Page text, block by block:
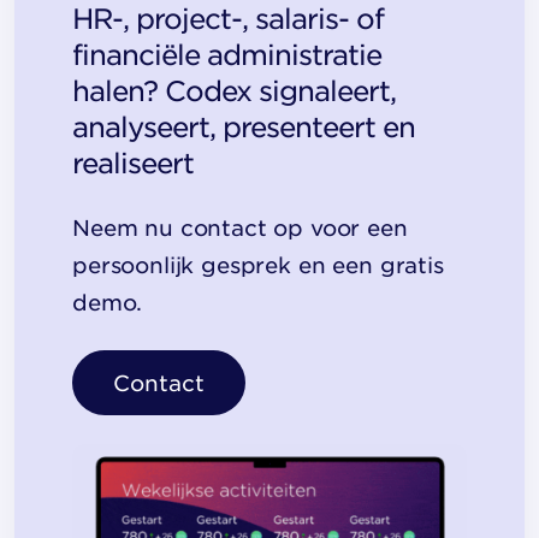
HR-, project-, salaris- of
financiële administratie
halen? Codex signaleert,
analyseert, presenteert en
realiseert
Neem nu contact op voor een
persoonlijk gesprek en een gratis
demo.
Contact